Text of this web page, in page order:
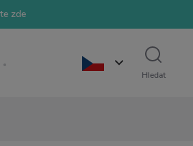
zde
Hledat